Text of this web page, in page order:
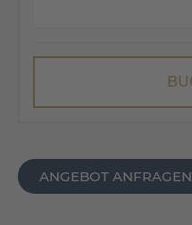
ANGEBOT ANFRAGEN